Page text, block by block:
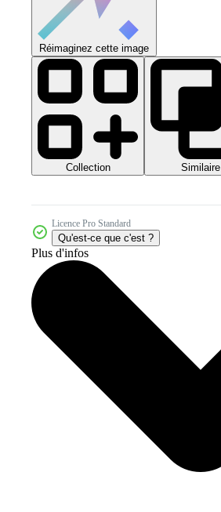
Réimaginez cette image
Collection Similaire
Licence Pro Standard
Qu'est-ce que c'est ?
Plus d'infos